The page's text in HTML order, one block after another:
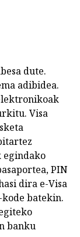
dute.
adibidea.
Visa
egindako
PIN
dira e-Visa
batekin.
banku